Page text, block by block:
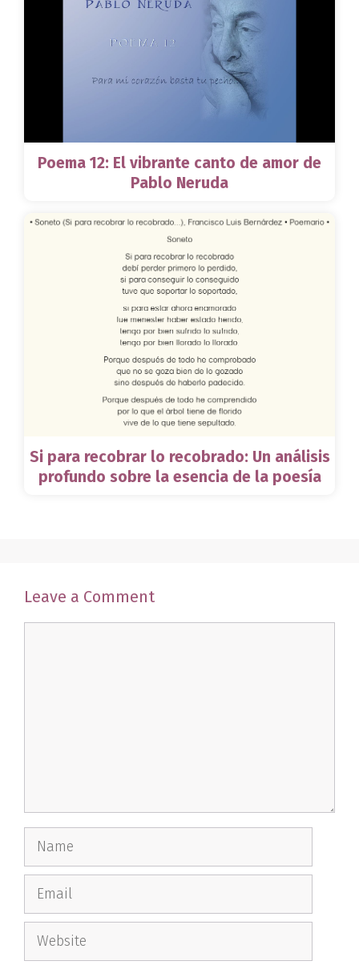
Poema 12: El vibrante canto de amor de
Pablo Neruda
Si para recobrar lo recobrado: Un análisis
profundo sobre la esencia de la poesía
Leave a Comment
Name
Email
Website